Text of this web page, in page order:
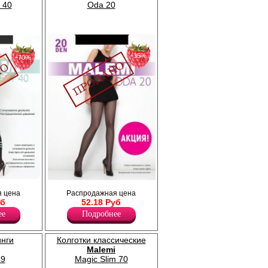
40
пояс,
−70%
цена
Oda 20
Плотность 20ден
Лайкра 10%
Полиамид 90%
−35%
Распродажная цена
52.18 Руб
Подробнее
Колготки классические
Malemi
Magic Slim 70